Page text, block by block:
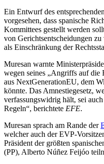
Ein Entwurf des
vorgesehen, dass spanische
Kommittees gestellt werden
von Gerichtsentscheidungen
als Einschränkung der
Muresan warnte
wegen seines „Angriffs auf die
aus NextGenerationEU, dem
könnte. Das Amnestiegesetz,
verfassungswidrig hält, sei
Regeln“, berichtete EFE.
Muresan sprach am Rande der
welcher auch der EVP-
Präsident der größten
(PP), Alberto Núñez Feijóo